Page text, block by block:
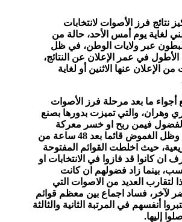
نتائج فرز الأصوات لانتخابات
لغاية يوم أمس الأحد، حالة من
عبر ولايات الوطن، في ظل
الأطول في عمر الإعلان عن النتائج،
الإعلان عنها الاثنين أو لغاية
ما بعد مرحلة فرز الأصوات
وهران، والتي تميزت بدورها بصنع
فيمن ربح او خسر معركة
التشريعيات الحاسمة، وظل الغموض قائما بعد 48 ساعة من
حيث اخلطت القوائم المفتوحة
ان كانوا قد فازوا في الانتخابات او
بينما زاد فضولهم ان كانت
لتقارب العديد من الاصوات التي
لآخر، فساد اجماع بين معظم قوائم
أنفسهم في المرتبة الثانية والثالثة
إليها.